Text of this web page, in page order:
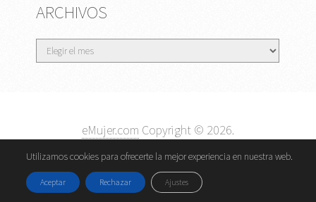
ARCHIVOS
Archivos
eMujer.com Copyright © 2026.
Contactar
|| Datos Legales y Privacidad
Política de
Cookies
Utilizamos cookies para ofrecerte la mejor experiencia en nuestra web.
Aceptar Rechazar Ajustes